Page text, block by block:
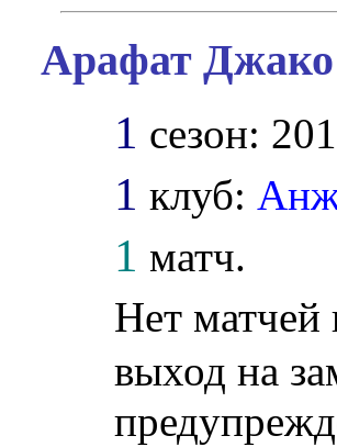
Арафат Джако
1 сезон:
1 клуб:
1 матч.
Нет матчей
выход на